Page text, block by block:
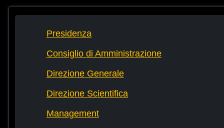
Presidenza
Consiglio di Amministrazione
Direzione Generale
Direzione Scientifica
Management